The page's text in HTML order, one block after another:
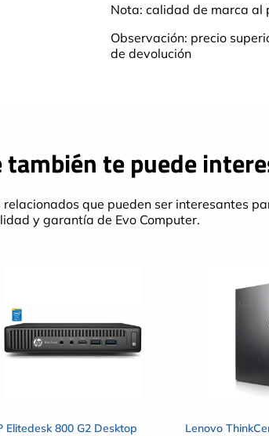
Nota: calidad de marca al
Observación: precio
de devolución
te puede
que pueden ser interesantes
y garantía de Evo Computer.
Elitedesk 800 G2 Desktop
Lenovo